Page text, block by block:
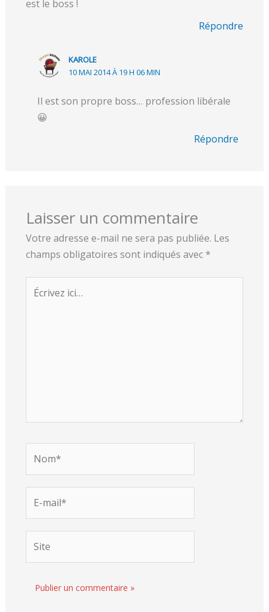
est le boss !
Répondre
KAROLE
10 MAI 2014 À 19 H 06 MIN
Il est son propre boss… profession libérale
😀
Répondre
Laisser un commentaire
Votre adresse e-mail ne sera pas publiée. Les
champs obligatoires sont indiqués avec *
Écrivez
ici…
mail*